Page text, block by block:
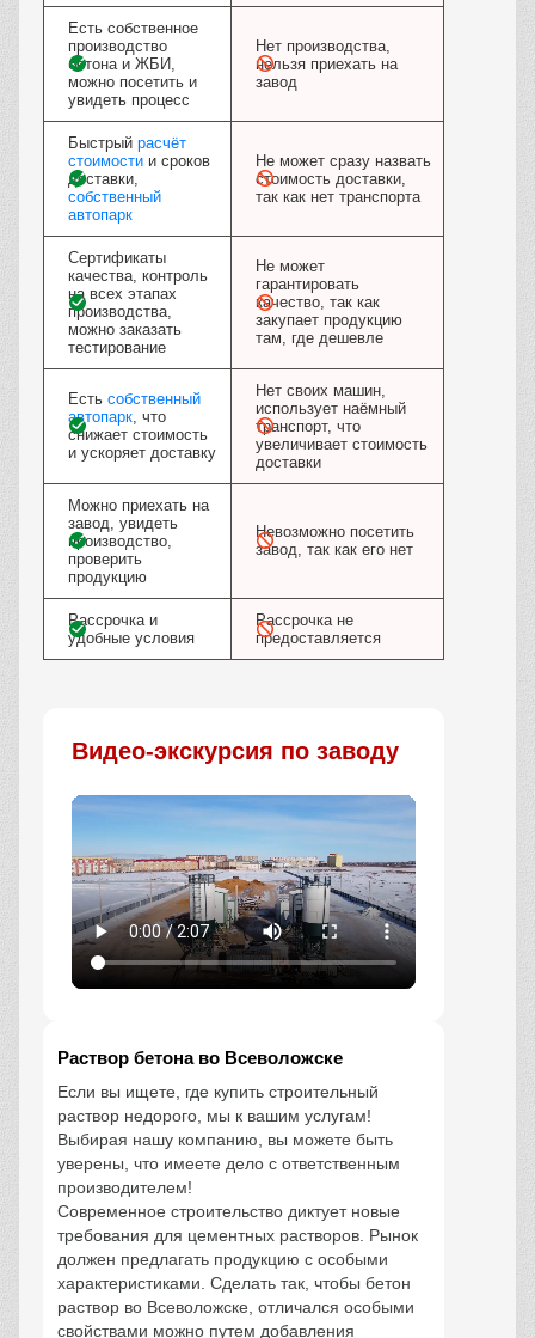
Есть собственное
производство
бетона и ЖБИ,
можно посетить и
увидеть процесс
Нет производства,
нельзя приехать на
завод
Быстрый расчёт
стоимости и сроков
доставки,
собственный
автопарк
Не может сразу назвать
стоимость доставки,
так как нет транспорта
Сертификаты
качества, контроль
на всех этапах
производства,
можно заказать
тестирование
Не может
гарантировать
качество, так как
закупает продукцию
там, где дешевле
Есть собственный
автопарк , что
снижает стоимость
и ускоряет доставку
Нет своих машин,
использует наёмный
транспорт, что
увеличивает стоимость
доставки
Можно приехать на
завод, увидеть
производство,
проверить
продукцию
Невозможно посетить
завод, так как его нет
Рассрочка и
удобные условия
Рассрочка не
предоставляется
Видео-экскурсия по заводу
Раствор бетона во Всеволожске
Если вы ищете, где купить строительный
раствор недорого, мы к вашим услугам!
Выбирая нашу компанию, вы можете быть
уверены, что имеете дело с ответственным
производителем!
Современное строительство диктует новые
требования для цементных растворов. Рынок
должен предлагать продукцию с особыми
характеристиками. Сделать так, чтобы бетон
раствор во Всеволожске, отличался особыми
свойствами можно путем добавления